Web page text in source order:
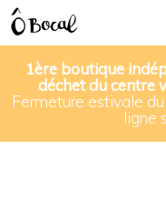
1ère boutique
déchet du centre
Fermeture estivale
ligne